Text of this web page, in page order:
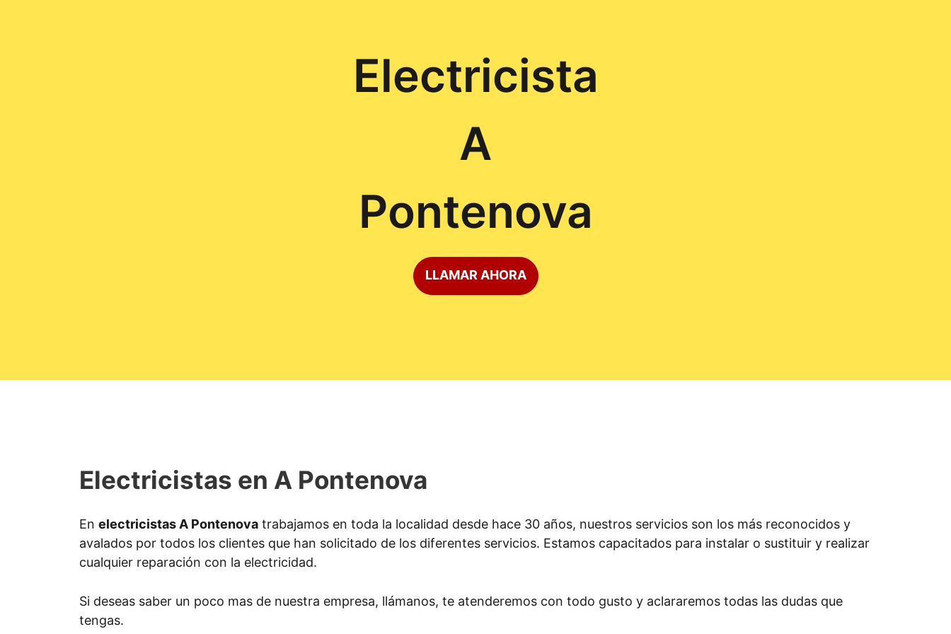
Electricista
A
Pontenova
LLAMAR AHORA
Electricistas en A Pontenova
En electricistas A Pontenova trabajamos en toda la localidad desde hace 30 años, nuestros servicios son los más reconocidos y
avalados por todos los clientes que han solicitado de los diferentes servicios. Estamos capacitados para instalar o sustituir y realizar
cualquier reparación con la electricidad.
Si deseas saber un poco mas de nuestra empresa, llámanos, te atenderemos con todo gusto y aclararemos todas las dudas que
tengas.